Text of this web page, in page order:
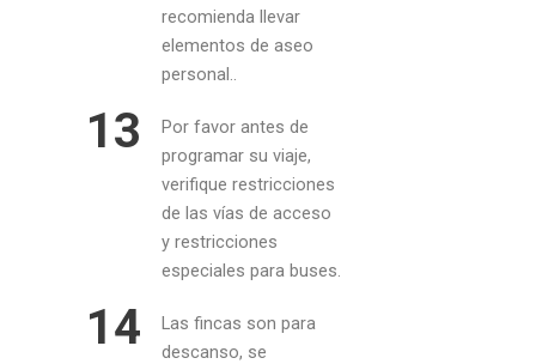
recomienda llevar
elementos de aseo
personal..
13
Por favor antes de
programar su viaje,
verifique restricciones
de las vías de acceso
y restricciones
especiales para buses.
14
​Las fincas son para
descanso, se